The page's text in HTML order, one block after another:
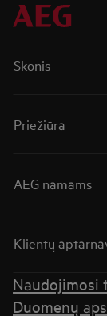
Skonis
Priežiūra
AEG namams
Klientų
Naudojimosi
Duomenų